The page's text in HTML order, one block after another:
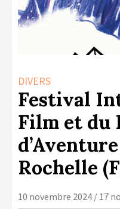
DIVERS
Festival
Film et du
Rochelle
10 novembre 2024 / 17